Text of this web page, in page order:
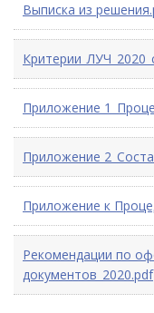
Выписка из
Приложение
Приложение
Приложение к
Рекомендации по
документов_2020.pdf